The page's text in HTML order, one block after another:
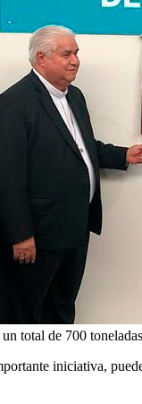
total de 700
iniciativa,